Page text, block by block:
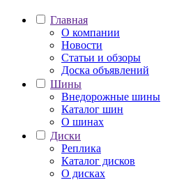
Главная
О компании
Новости
Статьи и обзоры
Доска объявлений
Шины
Внедорожные шины
Каталог шин
О шинах
Диски
Реплика
Каталог дисков
О дисках